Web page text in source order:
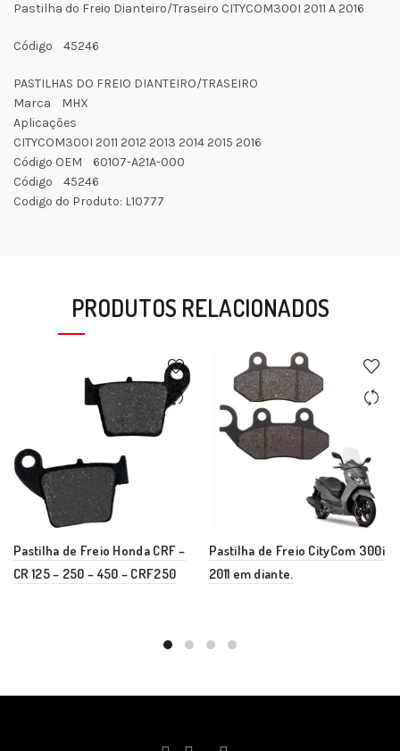
Pastilha do Freio Dianteiro/Traseiro CITYCOM300I 2011 A 2016
Código 45246
PASTILHAS DO FREIO DIANTEIRO/TRASEIRO
Marca MHX
Aplicações
CITYCOM300I 2011 2012 2013 2014 2015 2016
Código OEM 60107-A21A-000
Código 45246
Codigo do Produto: L10777
PRODUTOS RELACIONADOS
Pastilha de Freio Honda CRF –
CR 125 – 250 – 450 – CRF250
Pastilha de Freio CityCom 300i
2011 em diante.